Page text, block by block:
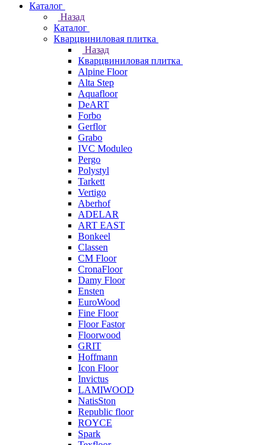
Каталог
Назад
Каталог
Кварцвиниловая плитка
Назад
Кварцвиниловая плитка
Alpine Floor
Alta Step
Aquafloor
DeART
Forbo
Gerflor
Grabo
IVC Moduleo
Pergo
Polystyl
Tarkett
Vertigo
Aberhof
ADELAR
ART EAST
Bonkeel
Classen
CM Floor
CronaFloor
Damy Floor
Ensten
EuroWood
Fine Floor
Floor Fastor
Floorwood
GRIT
Hoffmann
Icon Floor
Invictus
LAMIWOOD
NatisSton
Republic floor
ROYCE
Spark